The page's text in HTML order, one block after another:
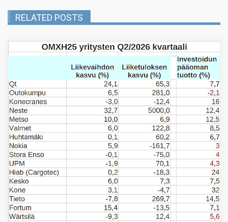
RELATED POSTS